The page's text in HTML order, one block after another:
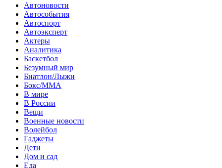
Автоновости
Автособытия
Автоспорт
Автоэксперт
Актеры
Аналитика
Баскетбол
Безумный мир
Биатлон/Лыжи
Бокс/MMA
В мире
В России
Вещи
Военные новости
Волейбол
Гаджеты
Дети
Дом и сад
Еда